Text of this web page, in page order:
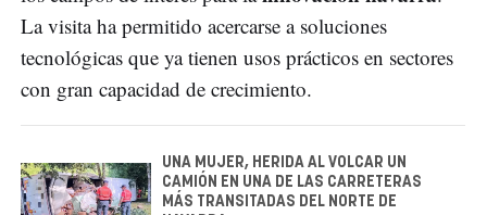
La visita ha permitido acercarse a soluciones
tecnológicas que ya tienen usos prácticos en sectores
con gran capacidad de crecimiento.
UNA MUJER, HERIDA AL VOLCAR UN
CAMIÓN EN UNA DE LAS CARRETERAS
MÁS TRANSITADAS DEL NORTE DE